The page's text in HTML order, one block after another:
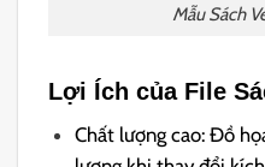
Mẫu Sách
Lợi Ích của File
Chất lượng cao: Đồ